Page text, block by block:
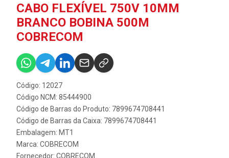
CABO FLEXÍVEL 750V 10MM
BRANCO BOBINA 500M
COBRECOM
Código: 12027
Código NCM: 85444900
Código de Barras do Produto: 7899674708441
Código de Barras da Caixa: 7899674708441
Embalagem: MT1
Marca: COBRECOM
Fornecedor: COBRECOM